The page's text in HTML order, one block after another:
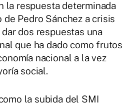
la respuesta determinada
de Pedro Sánchez a crisis
dos respuestas una
que ha dado como frutos
nacional a la vez
social.
la subida del SMI